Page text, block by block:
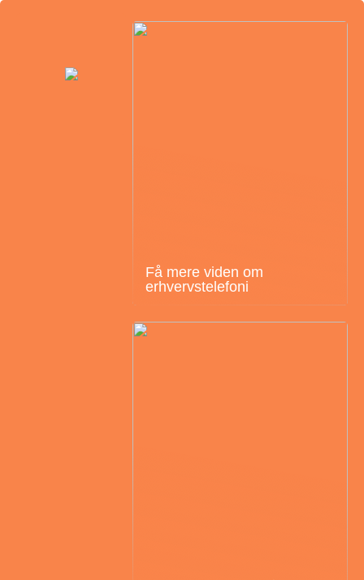
Få mere viden om
erhvervstelefoni